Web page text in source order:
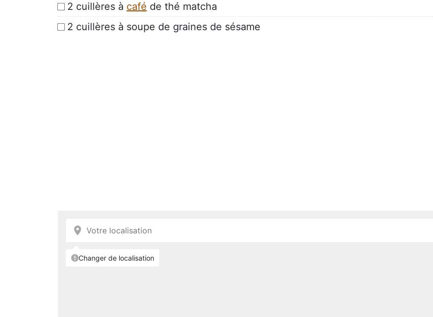
2 cuillères à café de thé matcha
2 cuillères à soupe de graines de sésame